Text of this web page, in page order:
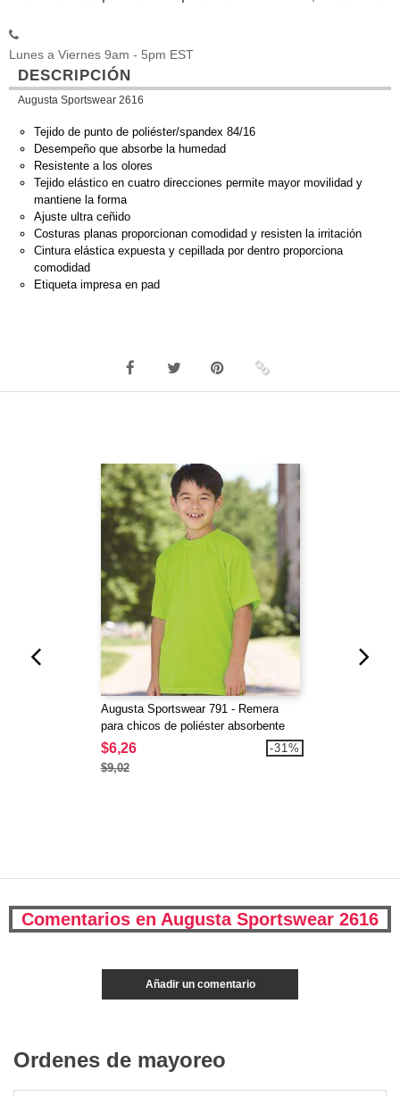
Lunes a Viernes 9am - 5pm EST
DESCRIPCIÓN
Augusta Sportswear 2616
Tejido de punto de poliéster/spandex 84/16
Desempeño que absorbe la humedad
Resistente a los olores
Tejido elástico en cuatro direcciones permite mayor movilidad y
mantiene la forma
Ajuste ultra ceñido
Costuras planas proporcionan comodidad y resisten la irritación
Cintura elástica expuesta y cepillada por dentro proporciona
comodidad
Etiqueta impresa en pad
Augusta Sportswear 791 - Remera
para chicos de poliéster absorbente
$6,26
$9,02
-31%
Comentarios en Augusta Sportswear 2616
Añadir un comentario
Ordenes de mayoreo